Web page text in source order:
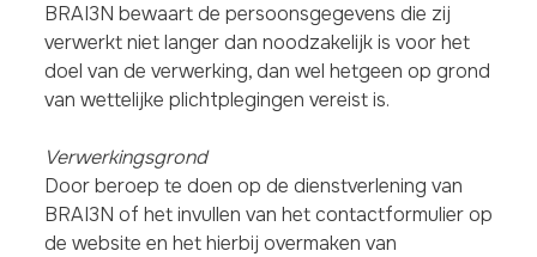
BRAI3N bewaart de persoonsgegevens die zij
verwerkt niet langer dan noodzakelijk is voor het
doel van de verwerking, dan wel hetgeen op grond
van wettelijke plichtplegingen vereist is.
Verwerkingsgrond
Door beroep te doen op de dienstverlening van
BRAI3N of het invullen van het contactformulier op
de website en het hierbij overmaken van